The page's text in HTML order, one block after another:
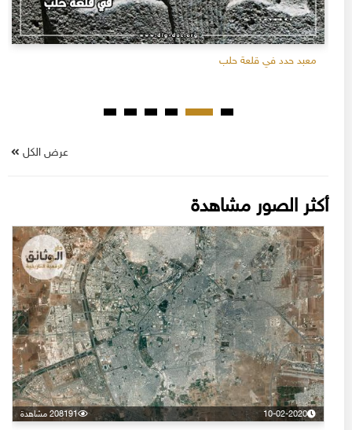
معبد حدد في قلعة حلب
عرض الكل
أكثر الصور مشاهدة
10-02-2020 208191 مشاهدة